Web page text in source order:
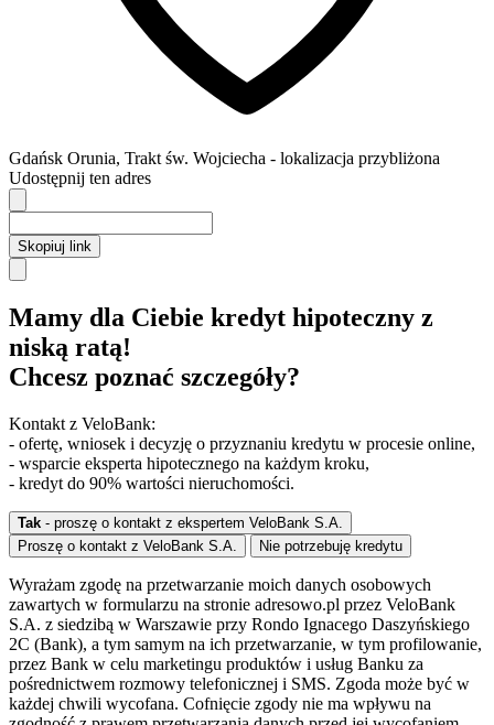
Gdańsk Orunia, Trakt św. Wojciecha - lokalizacja przybliżona
Udostępnij ten adres
Skopiuj link
Mamy dla Ciebie kredyt hipoteczny z
niską ratą!
Chcesz poznać szczegóły?
Kontakt z VeloBank:
- ofertę, wniosek i decyzję o przyznaniu kredytu w procesie online,
- wsparcie eksperta hipotecznego na każdym kroku,
- kredyt do 90% wartości nieruchomości.
Tak - proszę o kontakt z ekspertem VeloBank S.A.
Proszę o kontakt z VeloBank S.A.
Nie potrzebuję kredytu
Wyrażam zgodę na przetwarzanie moich danych osobowych
zawartych w formularzu na stronie adresowo.pl przez VeloBank
S.A. z siedzibą w Warszawie przy Rondo Ignacego Daszyńskiego
2C (Bank), a tym samym na ich przetwarzanie, w tym profilowanie,
przez Bank w celu marketingu produktów i usług Banku za
pośrednictwem rozmowy telefonicznej i SMS. Zgoda może być w
każdej chwili wycofana. Cofnięcie zgody nie ma wpływu na